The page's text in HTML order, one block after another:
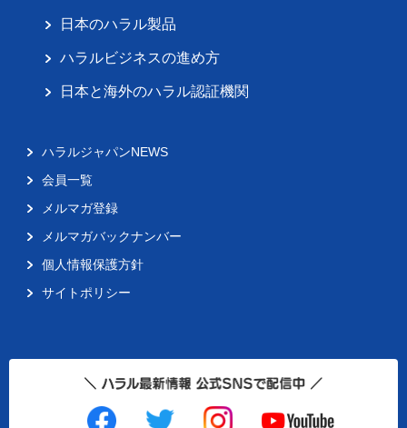
日本のハラル製品
ハラルビジネスの進め方
日本と海外のハラル認証機関
ハラルジャパンNEWS
会員一覧
メルマガ登録
メルマガバックナンバー
個人情報保護方針
サイトポリシー